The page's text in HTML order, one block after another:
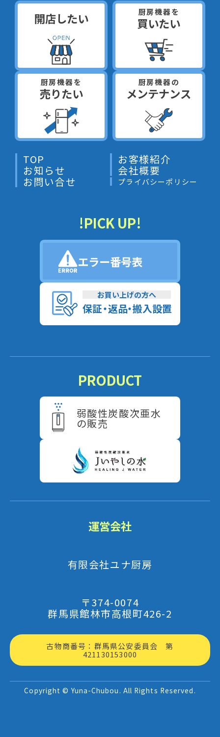
開店したい 厨房機器を
買いたい
厨房機器を
売りたい
厨房機器の
メンテナンス
TOP お客様紹介
お知らせ 会社概要
お問い合せ プライバシーポリシー
!PICK UP!
エラー番号表
お買い上げの方へ
保証・返品・搬入設置
PRODUCT
弱酸性炭酸次亜水
の販売
運営会社
有限会社ユナ厨房
〒374-0074
群馬県館林市高根町426-2
古物商番号：群馬県公安委員会 第
421130153000
Copyright © Yuna-Chubou. All Rights Reserved.